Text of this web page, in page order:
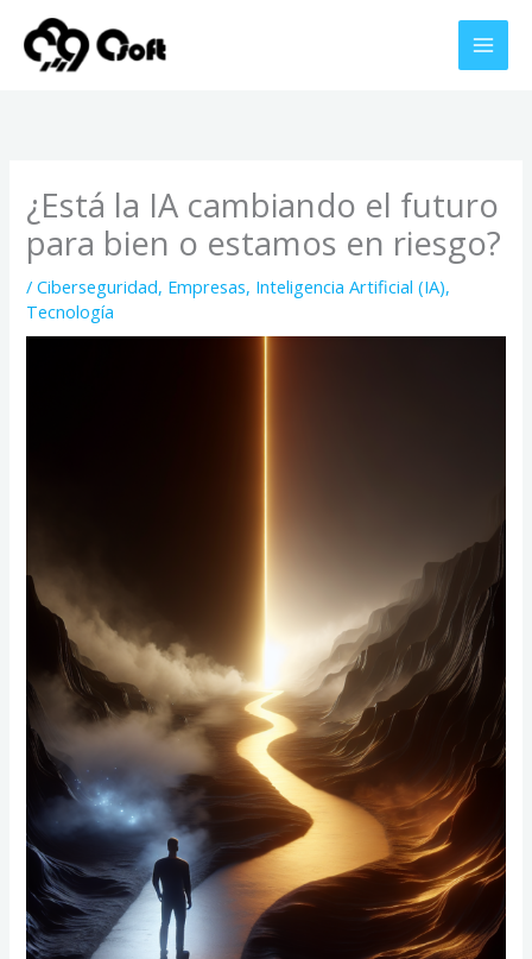
contenido
¿Está la IA cambiando el futuro
para bien o estamos en riesgo?
/Ciberseguridad, Empresas, Inteligencia Artificial (IA),
Tecnología